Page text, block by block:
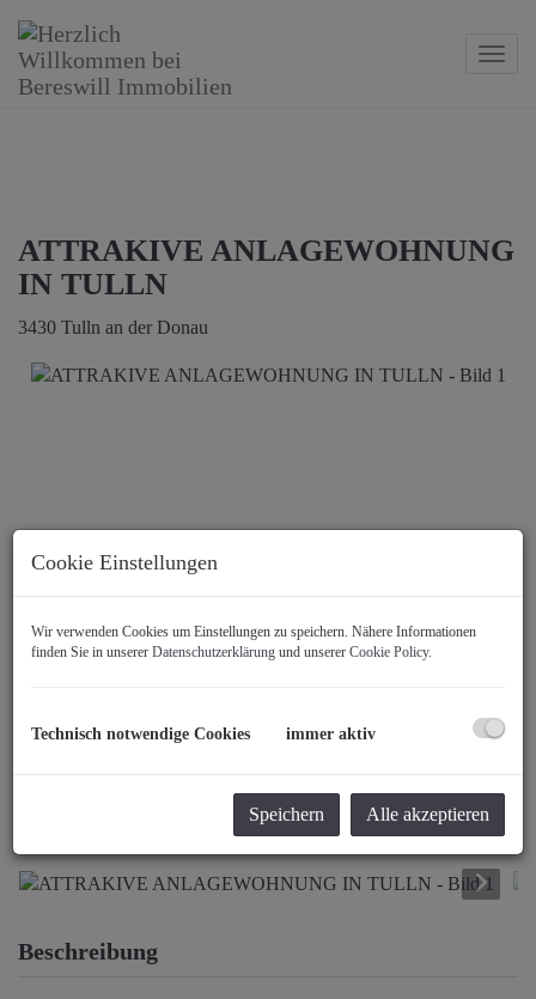
ATTRAKIVE ANLAGEWOHNUNG
IN TULLN
3430 Tulln an der Donau
Beschreibung
Cookie Einstellungen
Wir verwenden Cookies um Einstellungen zu speichern. Nähere Informationen
finden Sie in unserer Datenschutzerklärung und unserer Cookie Policy.
Technisch notwendige Cookies immer aktiv
Speichern Alle akzeptieren